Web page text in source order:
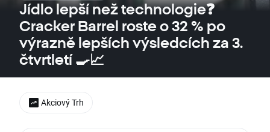
Jídlo lepší než technologie❓
Cracker Barrel roste o 32 % po
výrazně lepších výsledcích za 3.
čtvrtletí 🍳📈
Akciový Trh